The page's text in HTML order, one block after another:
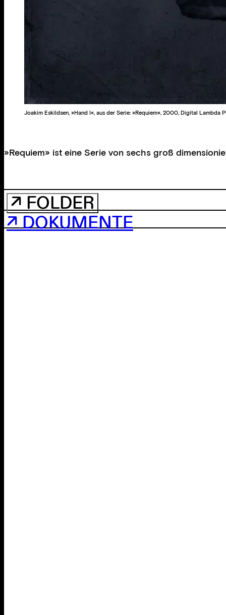
Joakim Eskildsen, »Hand I«, aus der Serie: »Requiem«, 2000, Digital Lambda
»Requiem» ist eine Serie von sechs groß
↗ FOLDER
↗ DOKUMENTE